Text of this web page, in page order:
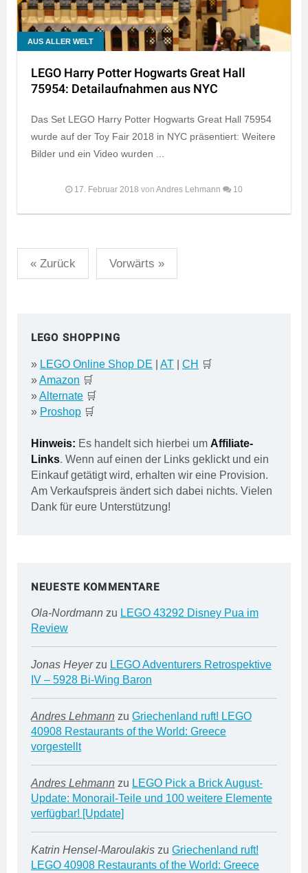
AUS ALLER WELT
LEGO Harry Potter Hogwarts Great Hall
75954: Detailaufnahmen aus NYC
Das Set LEGO Harry Potter Hogwarts Great Hall 75954
wurde auf der Toy Fair 2018 in NYC präsentiert: Weitere
Bilder und ein Video wurden ...
17. Februar 2018 von Andres Lehmann 10
Seitennummerierung
der
« Zurück Vorwärts »
LEGO SHOPPING
» LEGO Online Shop DE AT CH 🛒
»Amazon 🛒
»Alternate 🛒
» Proshop 🛒
Hinweis: Es handelt sich hierbei um Affiliate-
Links. Wenn auf einen der Links geklickt und ein
Einkauf getätigt wird, erhalten wir eine Provision.
Am Verkaufspreis ändert sich dabei nichts. Vielen
Dank für eure Unterstützung!
NEUESTE KOMMENTARE
Ola-Nordmann zu LEGO 43292 Disney Pua im
Review
Jonas Heyerzu LEGO Adventurers Retrospektive
IV – 5928 Bi-Wing Baron
Andres Lehmann zu Griechenland ruft! LEGO
40908 Restaurants of the World: Greece
vorgestellt
Andres Lehmann zu LEGO Pick a Brick August-
Update: Monorail-Teile und 100 weitere Elemente
verfügbar! [Update]
Katrin Hensel-Maroulakis zu Griechenland ruft!
LEGO 40908 Restaurants of the World: Greece